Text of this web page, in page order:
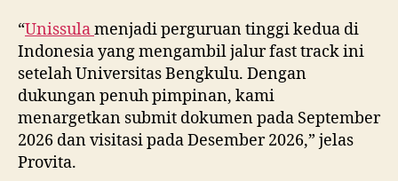
“Unissulamenjadi perguruan tinggi kedua di
Indonesia yang mengambil jalur fast track ini
setelah Universitas Bengkulu. Dengan
dukungan penuh pimpinan, kami
menargetkan submit dokumen pada September
2026 dan visitasi pada Desember 2026,” jelas
Provita.